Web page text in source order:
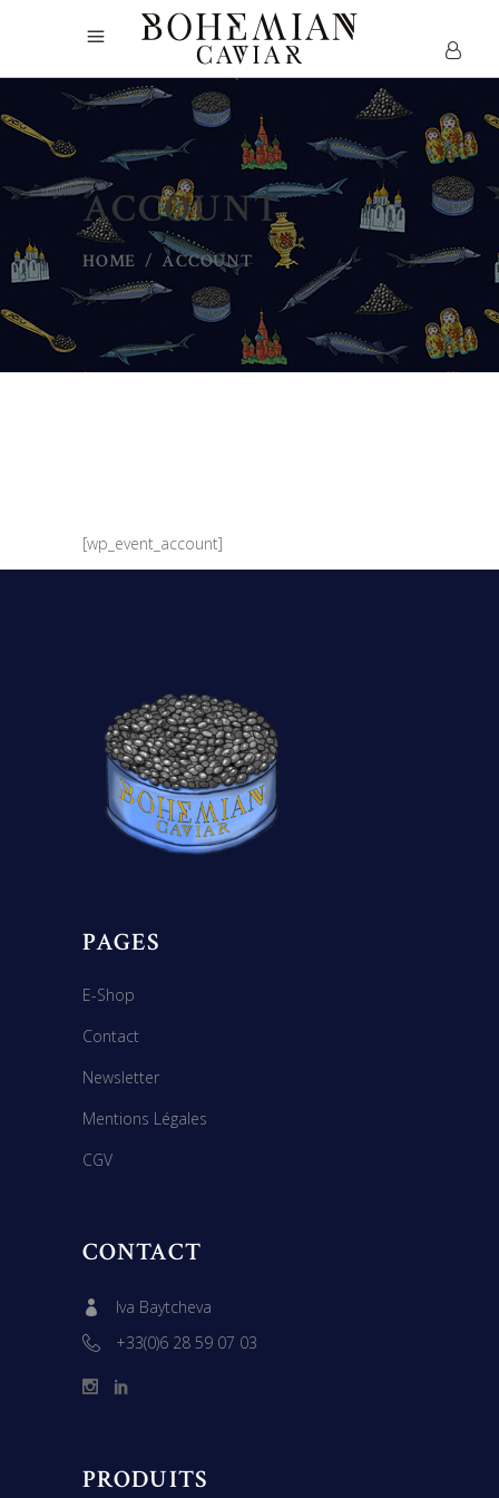
ACCOUNT
HOME /ACCOUNT
[wp_event_account]
PAGES
E-Shop
Contact
Newsletter
Mentions Légales
CGV
CONTACT
Iva Baytcheva
+33(0)6 28 59 07 03
PRODUITS